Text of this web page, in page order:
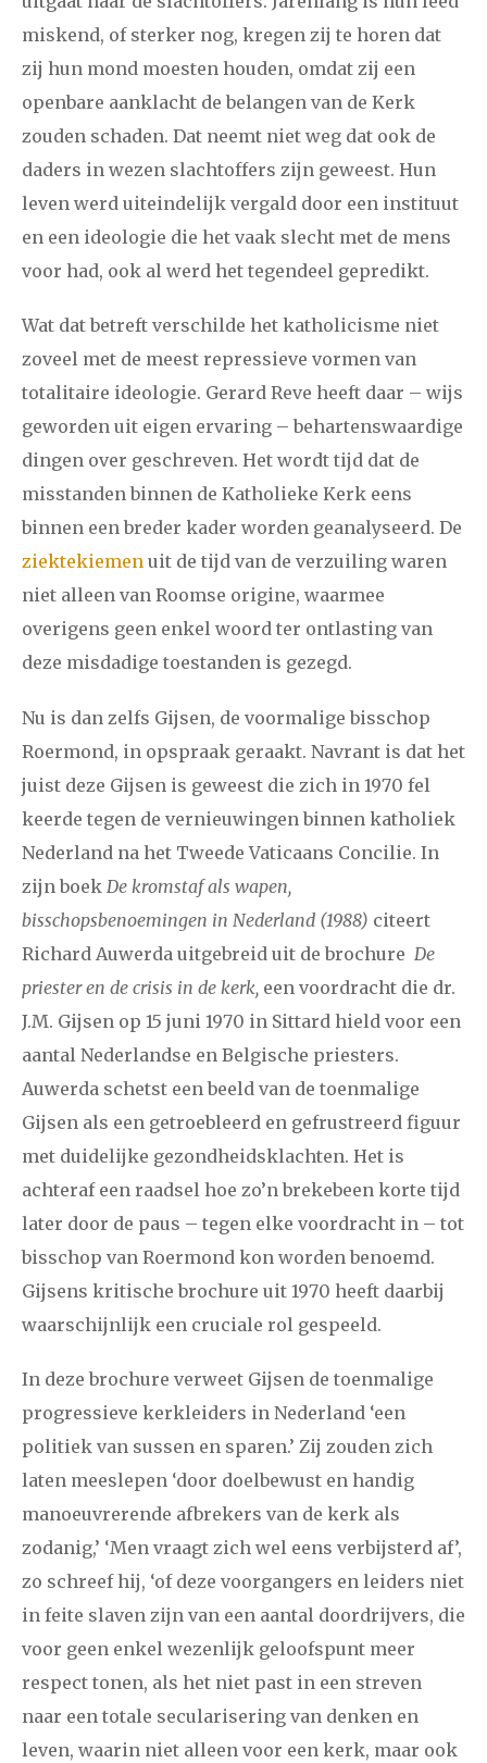
2008 augustus september oktober november
2007 augustus september oktober november
december
2006
november december
miskend, of sterker nog, kregen zij te horen dat
zij hun mond moesten houden, omdat zij een
openbare aanklacht de belangen van de Kerk
zouden schaden. Dat neemt niet weg dat ook de
daders in wezen slachtoffers zijn geweest. Hun
leven werd uiteindelijk vergald door een instituut
en een ideologie die het vaak slecht met de mens
voor had, ook al werd het tegendeel gepredikt.
Wat dat betreft verschilde het katholicisme niet
zoveel met de meest repressieve vormen van
totalitaire ideologie. Gerard Reve heeft daar – wijs
geworden uit eigen ervaring – behartenswaardige
dingen over geschreven. Het wordt tijd dat de
misstanden binnen de Katholieke Kerk eens
binnen een breder kader worden geanalyseerd. De
ziektekiemen uit de tijd van de verzuiling waren
niet alleen van Roomse origine, waarmee
overigens geen enkel woord ter ontlasting van
deze misdadige toestanden is gezegd.
Nu is dan zelfs Gijsen, de voormalige bisschop
Roermond, in opspraak geraakt. Navrant is dat het
juist deze Gijsen is geweest die zich in 1970 fel
keerde tegen de vernieuwingen binnen katholiek
Nederland na het Tweede Vaticaans Concilie. In
zijn boek De kromstaf als wapen,
bisschopsbenoemingen in Nederland (1988) citeert
Richard Auwerda uitgebreid uit de brochure De
priester en de crisis in de kerk, een voordracht die dr.
J.M. Gijsen op 15 juni 1970 in Sittard hield voor een
aantal Nederlandse en Belgische priesters.
Auwerda schetst een beeld van de toenmalige
Gijsen als een getroebleerd en gefrustreerd figuur
met duidelijke gezondheidsklachten. Het is
achteraf een raadsel hoe zo’n brekebeen korte tijd
later door de paus – tegen elke voordracht in – tot
bisschop van Roermond kon worden benoemd.
Gijsens kritische brochure uit 1970 heeft daarbij
waarschijnlijk een cruciale rol gespeeld.
In deze brochure verweet Gijsen de toenmalige
progressieve kerkleiders in Nederland ‘een
politiek van sussen en sparen.’ Zij zouden zich
laten meeslepen ‘door doelbewust en handig
manoeuvrerende afbrekers van de kerk als
zodanig,’ ‘Men vraagt zich wel eens verbijsterd af’,
zo schreef hij, ‘of deze voorgangers en leiders niet
in feite slaven zijn van een aantal doordrijvers, die
voor geen enkel wezenlijk geloofspunt meer
respect tonen, als het niet past in een streven
naar een totale secularisering van denken en
leven, waarin niet alleen voor een kerk, maar ook